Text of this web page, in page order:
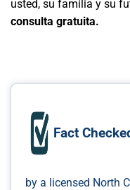
usted, su familia y su
consulta gratuita.
Fact
by a licensed North